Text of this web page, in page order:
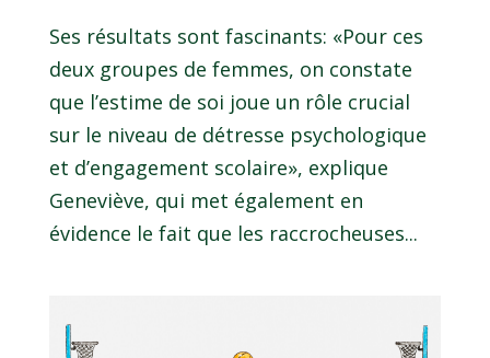
Ses résultats sont fascinants: «Pour ces
deux groupes de femmes, on constate
que l’estime de soi joue un rôle crucial
sur le niveau de détresse psychologique
et d’engagement scolaire», explique
Geneviève, qui met également en
évidence le fait que les raccrocheuses...